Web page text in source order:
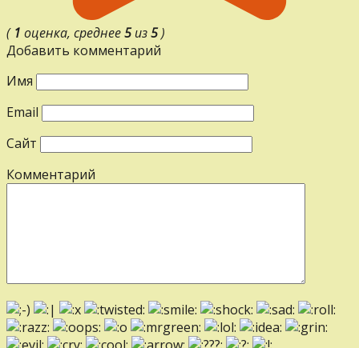
( 1 оценка, среднее5из5)
Добавить комментарий
Имя
Email
Сайт
Комментарий